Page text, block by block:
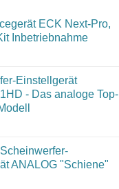
ECK Next-Pro,
Inbetriebnahme
Einstellgerät
- Das analoge Top-
ANALOG "Schiene"